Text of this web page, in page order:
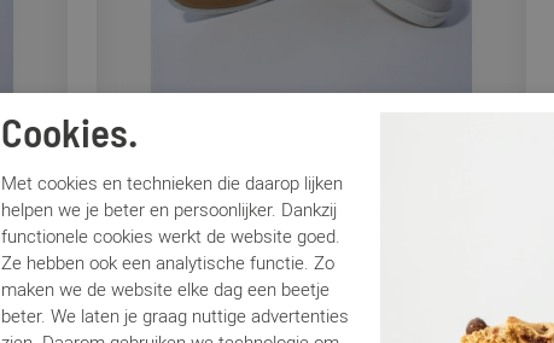
Cookies.
Met cookies en technieken die daarop lijken
helpen we je beter en persoonlijker. Dankzij
functionele cookies werkt de website goed.
Ze hebben ook een analytische functie. Zo
maken we de website elke dag een beetje
beter. We laten je graag nuttige advertenties